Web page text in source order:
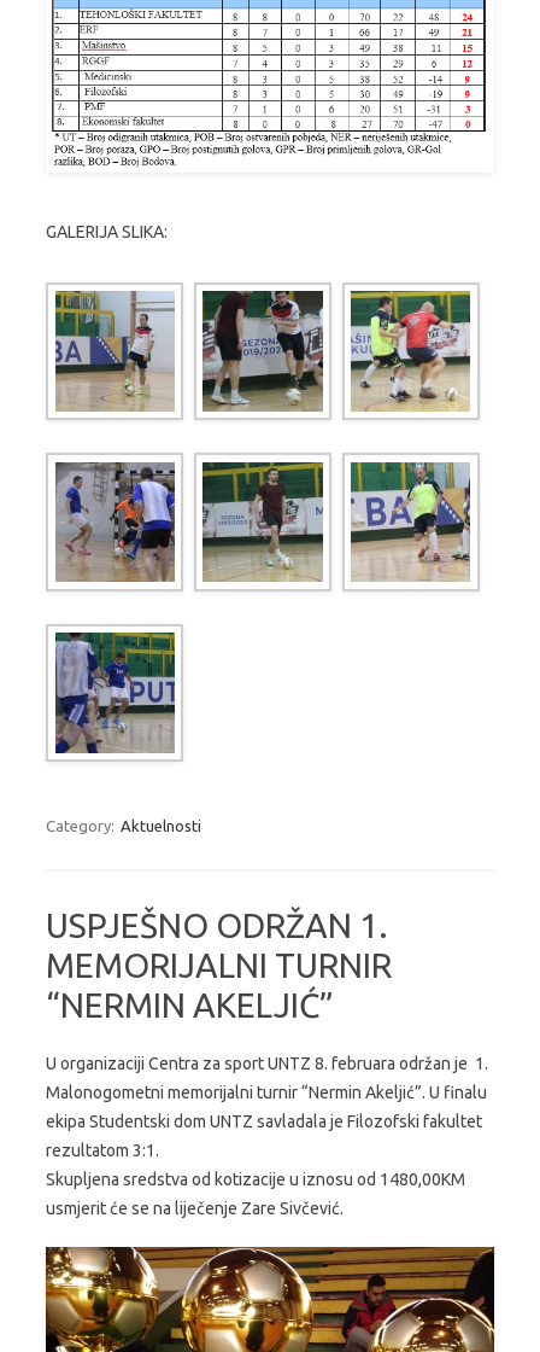
GALERIJA SLIKA:
Category: Aktuelnosti
USPJEŠNO ODRŽAN 1.
MEMORIJALNI TURNIR
“NERMIN AKELJIĆ”
U organizaciji Centra za sport UNTZ 8. februara održan je 1.
Malonogometni memorijalni turnir “Nermin Akeljić”. U finalu
ekipa Studentski dom UNTZ savladala je Filozofski fakultet
rezultatom 3:1.
Skupljena sredstva od kotizacije u iznosu od 1480,00KM
usmjerit će se na liječenje Zare Sivčević.